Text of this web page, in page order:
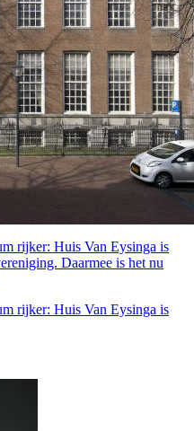
rijker: Huis Van Eysinga is
Daarmee is het nu
rijker: Huis Van Eysinga is